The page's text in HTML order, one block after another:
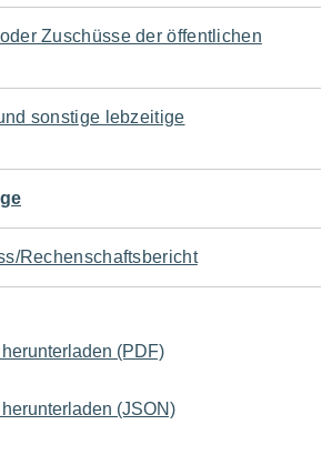
Zuschüsse der öffentlichen
sonstige lebzeitige
Rechenschaftsbericht
(PDF)
(JSON)